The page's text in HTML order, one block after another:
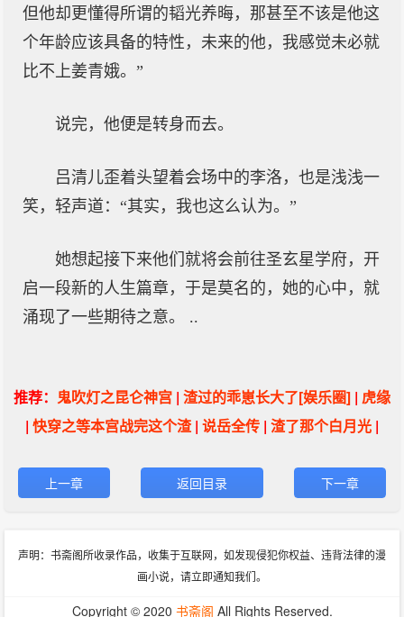
但他却更懂得所谓的韬光养晦，那甚至不该是他这
个年龄应该具备的特性，未来的他，我感觉未必就
比不上姜青娥。”
说完，他便是转身而去。
吕清儿歪着头望着会场中的李洛，也是浅浅一
笑，轻声道：“其实，我也这么认为。”
她想起接下来他们就将会前往圣玄星学府，开
启一段新的人生篇章，于是莫名的，她的心中，就
涌现了一些期待之意。 ..
推荐： 鬼吹灯之昆仑神宫 | 渣过的乖崽长大了[娱乐圈] | 虎缘
| 快穿之等本宫战完这个渣| 说岳全传 | 渣了那个白月光 |
上一章 返回目录 下一章
声明：书斋阁所收录作品，收集于互联网，如发现侵犯你权益、违背法律的漫
画小说，请立即通知我们。
Copyright © 2020 书斋阁 All Rights Reserved.